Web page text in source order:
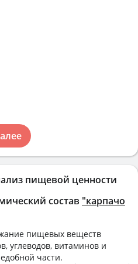
пищевой ценности
состав "карпачо
пищевых веществ
углеводов, витаминов и
части.